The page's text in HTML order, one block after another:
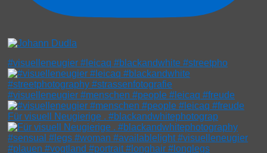
#visuelleneugier #leicaq #blackandwhite #streetpho
#visuelleneugier #menschen #people #leicaq #freude
Für visuell Neugierige . #blackandwhitephotograp